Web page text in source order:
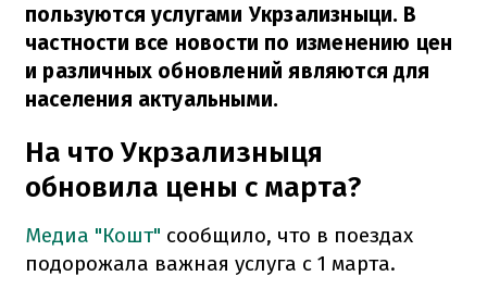
пользуются услугами Укрзализныци. В
частности все новости по изменению цен
и различных обновлений являются для
населения актуальными.
На что Укрзализныця
обновила цены с марта?
Медиа "Кошт" сообщило, что в поездах
подорожала важная услуга с 1 марта.